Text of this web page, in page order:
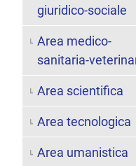
giuridico-sociale
Area medico-
sanitaria-
Area scientifica
Area tecnologica
Area umanistica